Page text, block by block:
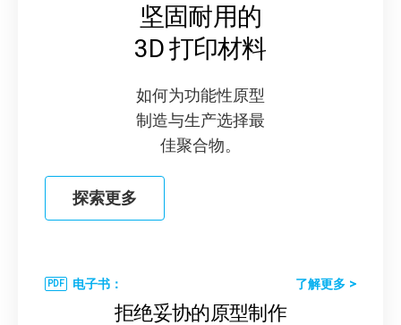
坚固耐用的
3D 打印材料
如何为功能性原型
制造与生产选择最
佳聚合物。
探索更多
电子书： 了解更多
拒绝妥协的原型制作